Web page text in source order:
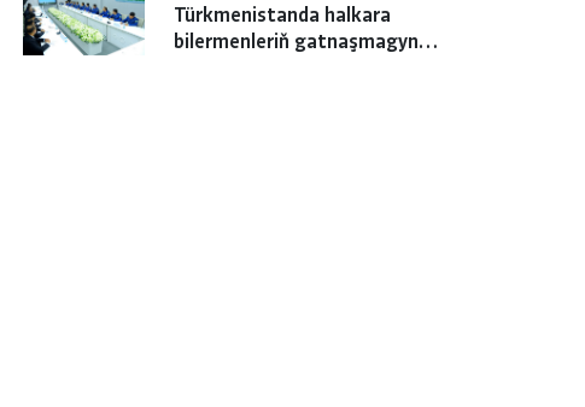
Türkmenistanda halkara
bilermenleriň gatnaşmagynda